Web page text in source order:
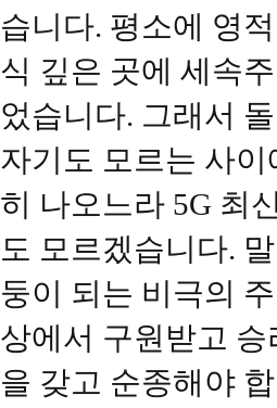
습니다. 평소에 영
식 깊은 곳에 세속
었습니다. 그래서
자기도 모르는 사
히 나오느라 5G 최
도 모르겠습니다.
둥이 되는 비극의
상에서 구원받고
을 갖고 순종해야